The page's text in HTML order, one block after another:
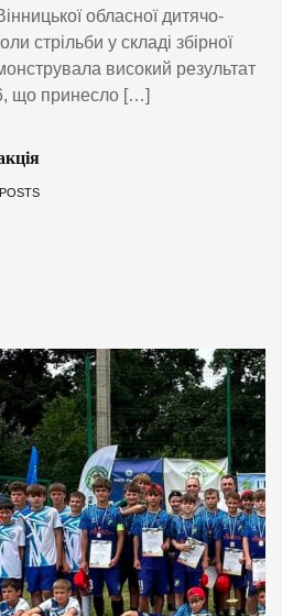
обласної дитячо-
стрільби у складі збірної
високий результат
що принесло […]
POSTS